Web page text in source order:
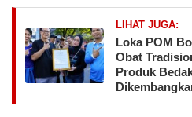
LIHAT JUGA:
Loka POM
Obat
Produk